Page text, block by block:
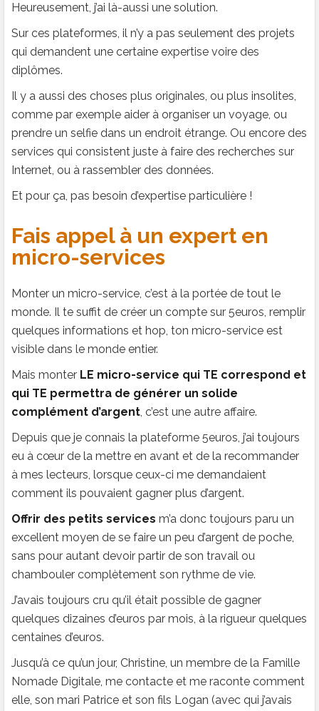
Heureusement, j’ai là-aussi une solution.
Sur ces plateformes, il n’y a pas seulement des projets
qui demandent une certaine expertise voire des
diplômes.
Il y a aussi des choses plus originales, ou plus insolites,
comme par exemple aider à organiser un voyage, ou
prendre un selfie dans un endroit étrange. Ou encore des
services qui consistent juste à faire des recherches sur
Internet, ou à rassembler des données.
Et pour ça, pas besoin d’expertise particulière !
Fais appel à un expert en
micro-services
Monter un micro-service, c’est à la portée de tout le
monde. Il te suffit de créer un compte sur 5euros, remplir
quelques informations et hop, ton micro-service est
visible dans le monde entier.
Mais monter LE micro-service qui TE correspond et
qui TE permettra de générer un solide
complément d’argent, c’est une autre affaire.
Depuis que je connais la plateforme 5euros, j’ai toujours
eu à cœur de la mettre en avant et de la recommander
à mes lecteurs, lorsque ceux-ci me demandaient
comment ils pouvaient gagner plus d’argent.
Offrir des petits services m’a donc toujours paru un
excellent moyen de se faire un peu d’argent de poche,
sans pour autant devoir partir de son travail ou
chambouler complètement son rythme de vie.
J’avais toujours cru qu’il était possible de gagner
quelques dizaines d’euros par mois, à la rigueur quelques
centaines d’euros.
Jusqu’à ce qu’un jour, Christine, un membre de la Famille
Nomade Digitale, me contacte et me raconte comment
elle, son mari Patrice et son fils Logan (avec qui j’avais